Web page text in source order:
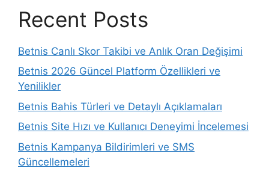
Recent Posts
Betnis Canlı Skor Takibi ve Anlık Oran Değişimi
Betnis 2026 Güncel Platform Özellikleri ve
Yenilikler
Betnis Bahis Türleri ve Detaylı Açıklamaları
Betnis Site Hızı ve Kullanıcı Deneyimi İncelemesi
Betnis Kampanya Bildirimleri ve SMS
Güncellemeleri